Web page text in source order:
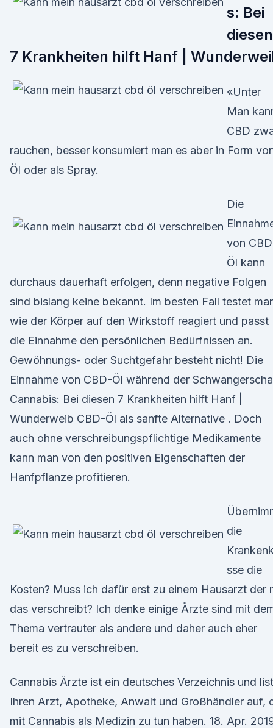
s: Bei
diesen
7 Krankheiten hilft Hanf |
«Unter
Man
CBD
rauchen, besser konsumiert man es aber in Form
Öl oder als Spray.
Die
von
Öl kann
durchaus dauerhaft erfolgen, denn negative Folgen
sind bislang keine bekannt. Im besten Fall testet
wie der Körper auf den Wirkstoff reagiert und passt
die Einnahme den persönlichen Bedürfnissen an.
Gewöhnungs- oder Suchtgefahr besteht nicht! Die
Einnahme von CBD-Öl während der
Cannabis: Bei diesen 7 Krankheiten hilft Hanf |
Wunderweib CBD-Öl als sanfte Alternative . Doch
auch ohne verschreibungspflichtige Medikamente
kann man von den positiven Eigenschaften der
Hanfpflanze profitieren.
die
sse die
Kosten? Muss ich dafür erst zu einem Hausarzt der
das verschreibt? Ich denke einige Ärzte sind mit
Thema vertrauter als andere und daher auch eher
bereit es zu verschreiben.
Cannabis Ärzte ist ein deutsches Verzeichnis und
Ihren Arzt, Apotheke, Anwalt und Großhändler auf,
mit Cannabis als Medizin zu tun haben. 18. Apr.